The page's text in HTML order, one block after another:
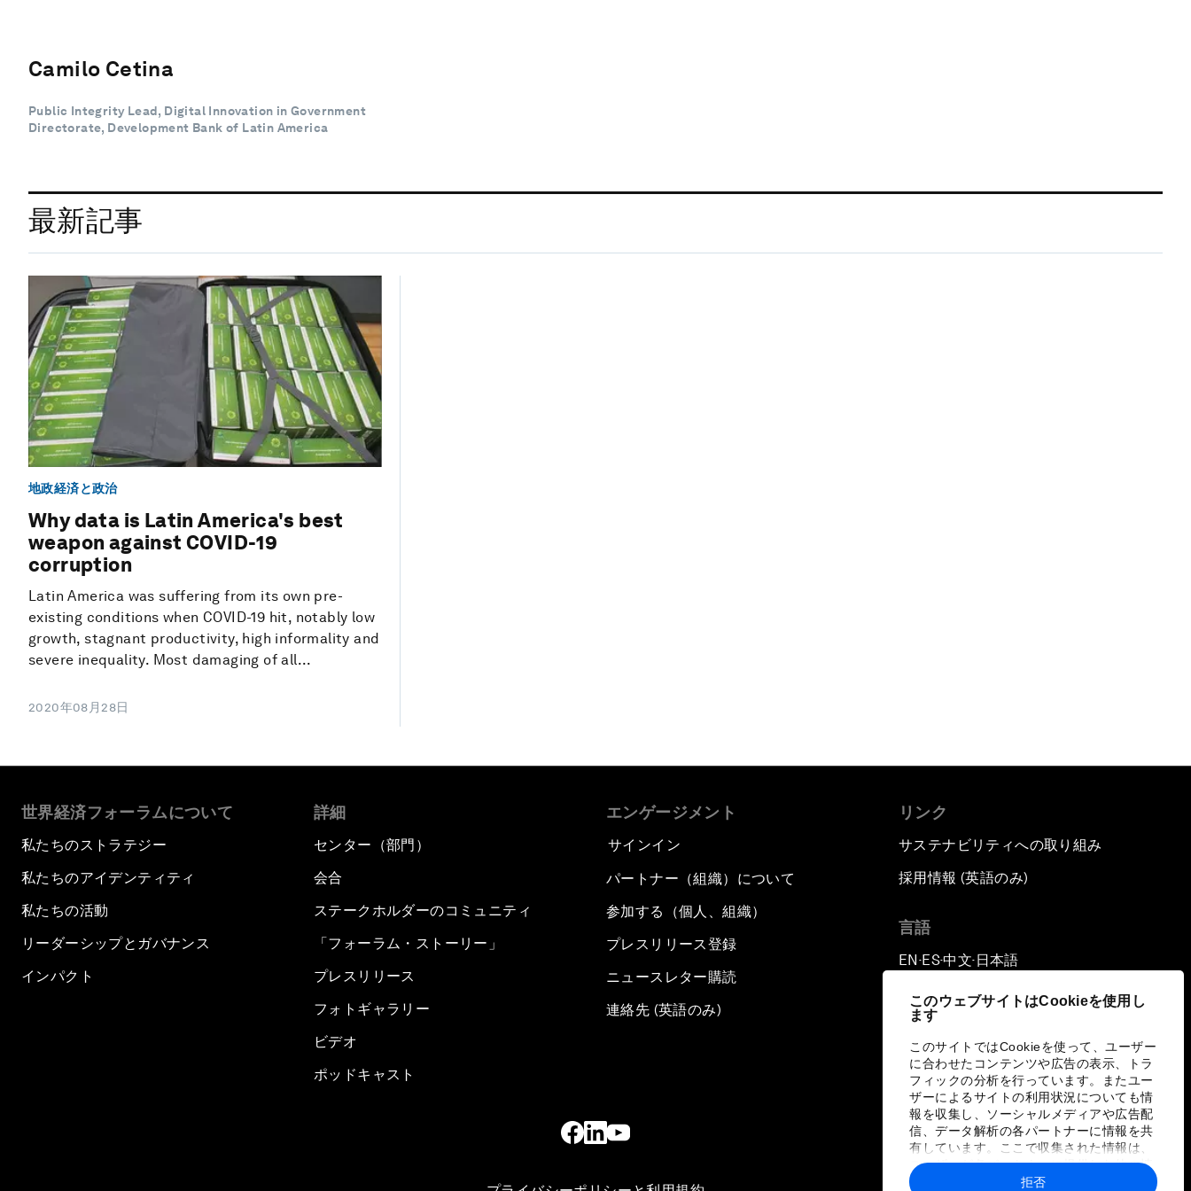
このウェブサイトはCookieを使用し
ます
このサイトではCookieを使って、ユーザー
に合わせたコンテンツや広告の表示、トラ
フィックの分析を行っています。またユー
ザーによるサイトの利用状況についても情
報を収集し、ソーシャルメディアや広告配
信、データ解析の各パートナーに情報を共
有しています。ここで収集された情報は、
ユーザーが各パートナーに提供した他の情
報や各パートナーのサービスを使用した際
拒否
Camilo Cetina
Public Integrity Lead, Digital Innovation in Government
Directorate, Development Bank of Latin America
最新記事
地政経済と政治
Why data is Latin America's best
weapon against COVID-19
corruption
Latin America was suffering from its own pre-
existing conditions when COVID-19 hit, notably low
growth, stagnant productivity, high informality and
severe inequality. Most damaging of all...
2020年08月28日
世界経済フォーラムについて
私たちのストラテジー
私たちのアイデンティティ
私たちの活動
リーダーシップとガバナンス
インパクト
詳細
センター（部門）
会合
ステークホルダーのコミュニティ
「フォーラム・ストーリー」
プレスリリース
フォトギャラリー
ビデオ
ポッドキャスト
エンゲージメント
サインイン
パートナー（組織）について
参加する（個人、組織）
プレスリリース登録
ニュースレター購読
連絡先 (英語のみ)
リンク
サステナビリティへの取り組み
採用情報 (英語のみ)
言語
EN ▪ ES▪中文▪ 日本語